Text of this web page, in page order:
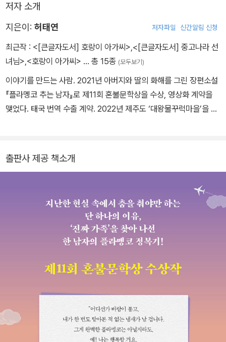
저자 소개
지은이: 허태연 저자파일 신간알림 신청
최근작 : <[큰글자도서] 호랑이 아가씨>,<[큰글자도서] 중고나라 선
녀님>,<호랑이 아가씨> … 총 15종 (모두보기)
이야기를 만드는 사람. 2021년 아버지와 딸의 화해를 그린 장편소설
『플라멩코 추는 남자』로 제11회 혼불문학상을 수상, 영상화 계약을
맺었다. 태국 번역 수출 계약. 2022년 제주도 ‘대왕물꾸럭마을’을 배
출판사 제공 책소개